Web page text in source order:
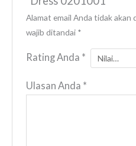
Alamat email Anda tidak akan
wajib ditandai *
Rating Anda *
Ulasan Anda *